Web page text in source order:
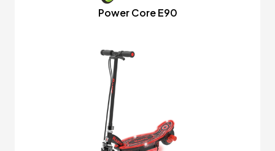
Power Core E90